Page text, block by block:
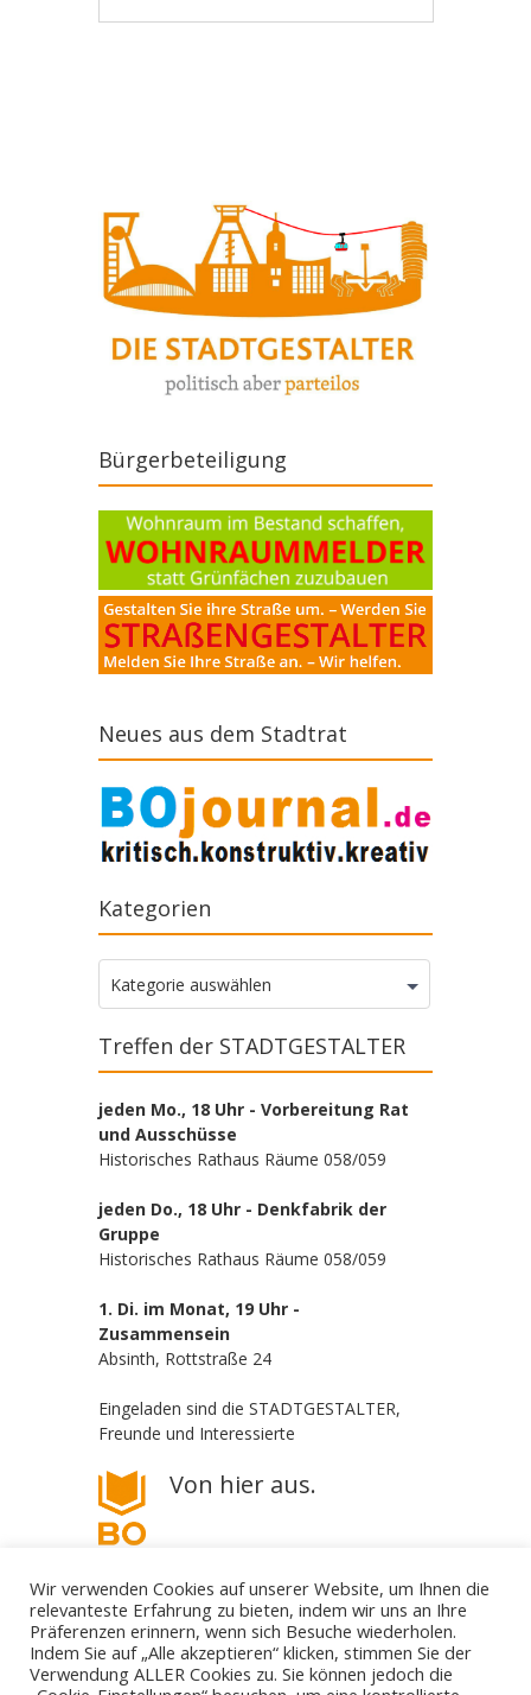
Bürgerbeteiligung
Neues aus dem Stadtrat
Kategorien
Kategorien
Kategorie auswählen
Treffen der STADTGESTALTER
jeden Mo., 18 Uhr - Vorbereitung Rat
und Ausschüsse
Historisches Rathaus Räume 058/059
jeden Do., 18 Uhr - Denkfabrik der
Gruppe
Historisches Rathaus Räume 058/059
1. Di. im Monat, 19 Uhr -
Zusammensein
Absinth, Rottstraße 24
Eingeladen sind die STADTGESTALTER,
Freunde und Interessierte
Von hier aus.
Wir verwenden Cookies auf unserer Website, um Ihnen die
relevanteste Erfahrung zu bieten, indem wir uns an Ihre
Präferenzen erinnern, wenn sich Besuche wiederholen.
Indem Sie auf „Alle akzeptieren“ klicken, stimmen Sie der
Verwendung ALLER Cookies zu. Sie können jedoch die